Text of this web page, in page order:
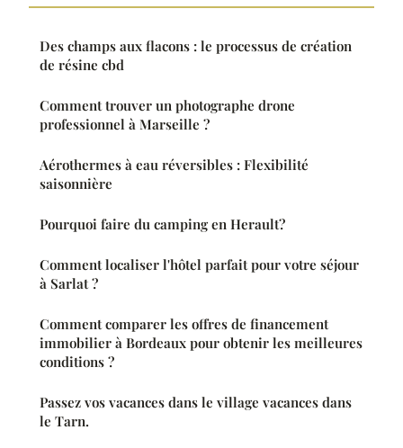
Des champs aux flacons : le processus de création
de résine cbd
Comment trouver un photographe drone
professionnel à Marseille ?
Aérothermes à eau réversibles : Flexibilité
saisonnière
Pourquoi faire du camping en Herault?
Comment localiser l'hôtel parfait pour votre séjour
à Sarlat ?
Comment comparer les offres de financement
immobilier à Bordeaux pour obtenir les meilleures
conditions ?
Passez vos vacances dans le village vacances dans
le Tarn.